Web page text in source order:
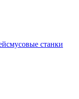
станки